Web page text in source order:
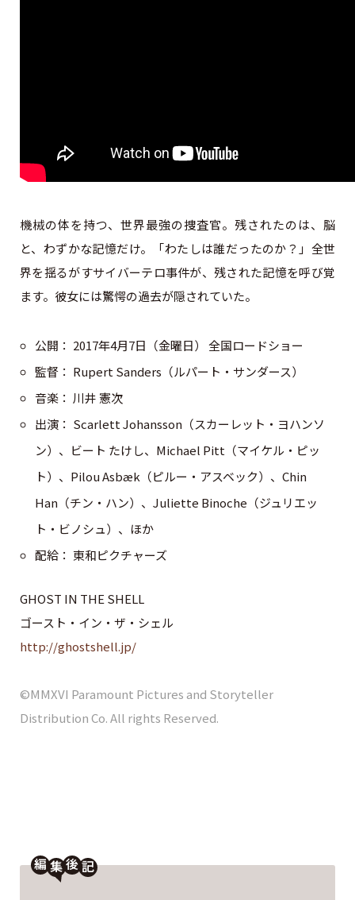
機械の体を持つ、世界最強の捜査官。残されたのは、脳
と、わずかな記憶だけ。「わたしは誰だったのか？」全世
界を揺るがすサイバーテロ事件が、残された記憶を呼び覚
ます。彼女には驚愕の過去が隠されていた。
公開： 2017年4月7日（金曜日） 全国ロードショー
監督： Rupert Sanders（ルパート・サンダース）
音楽： 川井 憲次
出演： Scarlett Johansson（スカーレット・ヨハンソ
ン）、ビート たけし、Michael Pitt（マイケル・ピッ
ト）、Pilou Asbæk（ピルー・アスベック）、Chin
Han（チン・ハン）、Juliette Binoche（ジュリエッ
ト・ビノシュ）、ほか
配給： 東和ピクチャーズ
GHOST IN THE SHELL
ゴースト・イン・ザ・シェル
http://ghostshell.jp/
©MMXVI Paramount Pictures and Storyteller
Distribution Co. All rights Reserved.
編 後